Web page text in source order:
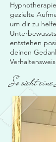
gezielte
um dir zu
entstehen
deinen
So sieht